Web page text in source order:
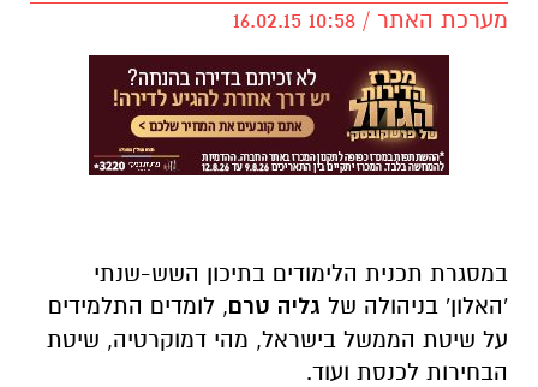
מערכת האתר / 10:58 16.02.15
במסגרת תכנית הלימודים בתיכון השש-שנתי
'האלון' בניהולה של גליה טרם, לומדים התלמידים
על שיטת הממשל בישראל, מהי דמוקרטיה, שיטת
הבחירות לכנסת ועוד.